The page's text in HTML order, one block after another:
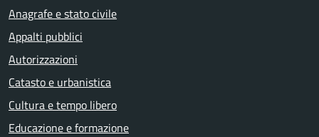
Anagrafe e stato civile
Appalti pubblici
Autorizzazioni
Catasto e urbanistica
Cultura e tempo libero
Educazione e formazione